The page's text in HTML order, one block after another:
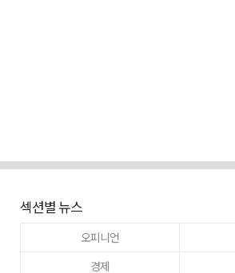
섹션별 뉴스
오피니언
경제